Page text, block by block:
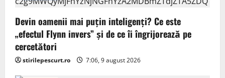
Devin oamenii mai puțin inteligenți? Ce este
„efectul Flynn invers” și de ce îi îngrijorează pe
cercetători
stirilepescurt.ro 7:06, 9 august 2026